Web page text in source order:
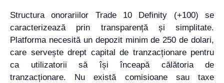
Structura onorariilor Trade 10 Definity (+100) se
caracterizează prin transparență și simplitate.
Platforma necesită un depozit minim de 250 de dolari,
care servește drept capital de tranzacționare pentru
ca utilizatorii să își înceapă călătoria de
tranzacționare. Nu există comisioane sau taxe